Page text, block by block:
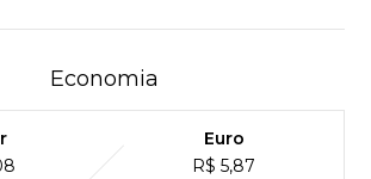
Economia
Euro
R$ 5,87